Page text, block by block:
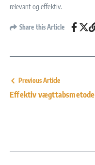
relevant og effektiv.
Share this Article
Previous Article
Effektiv vægttabsmetode